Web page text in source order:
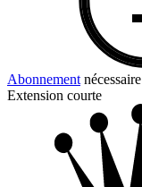
Abonnement nécessaire
Extension courte